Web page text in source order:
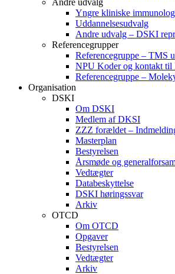
Andre udvalg
Yngre kliniske
Uddannelsesudvalg
Andre udvalg – DSKI
Referencegrupper
Referencegruppe – TMS
NPU Koder og kontakt
Referencegruppe –
Organisation
DSKI
Om DSKI
Medlem af DKSI
ZZZ forældet –
Masterplan
Bestyrelsen
Årsmøde og
Vedtægter
Databeskyttelse
DSKI høringssvar
Arkiv
OTCD
Om OTCD
Opgaver
Bestyrelsen
Vedtægter
Arkiv